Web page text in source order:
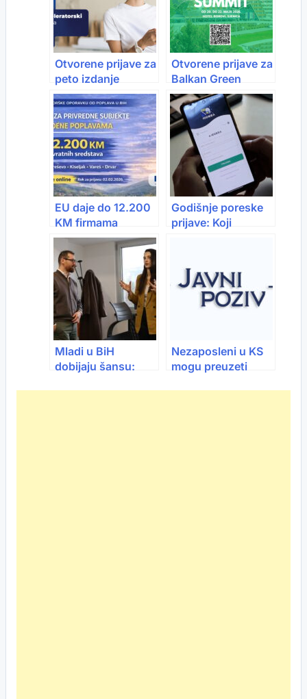
Otvorene prijave za
peto izdanje
TechInn programa:
Ako imaš tech
ideju, ali ne i jasan
biznis put, TechInn
je program za tebe!
Otvorene prijave za
Balkan Green
Summit 2026 –
osigurajte svoje
mjesto
EU daje do 12.200
KM firmama
pogođenim
poplavama: Prijave
do 2. februara
Godišnje poreske
prijave: Koji
Mladi u BiH
dobijaju šansu:
Nezaposleni u KS
mogu preuzeti